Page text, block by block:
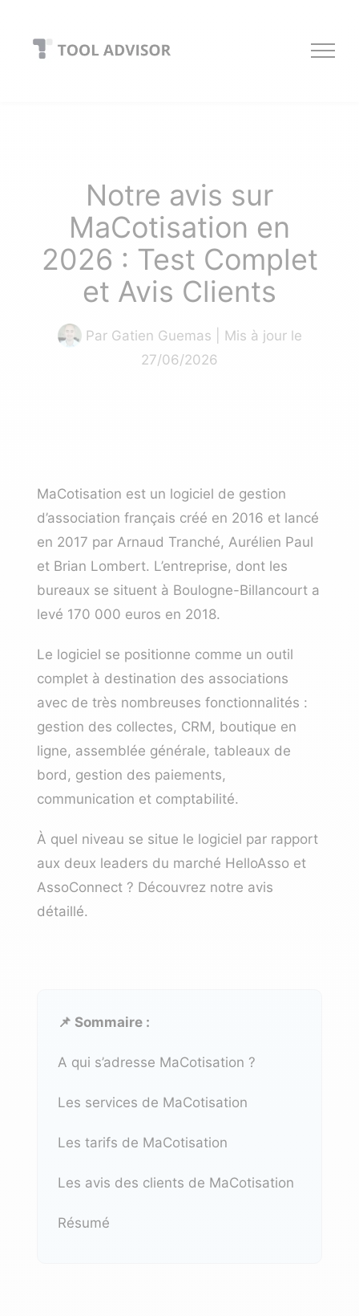
content
Notre avis sur
MaCotisation en
2026 : Test Complet
et Avis Clients
Par Gatien Guemas | Mis à jour le
27/06/2026
MaCotisation est un logiciel de gestion
d’association français créé en 2016 et lancé
en 2017 par Arnaud Tranché, Aurélien Paul
et Brian Lombert. L’entreprise, dont les
bureaux se situent à Boulogne-Billancourt a
levé 170 000 euros en 2018.
Le logiciel se positionne comme un outil
complet à destination des associations
avec de très nombreuses fonctionnalités :
gestion des collectes, CRM, boutique en
ligne, assemblée générale, tableaux de
bord, gestion des paiements,
communication et comptabilité.
À quel niveau se situe le logiciel par rapport
aux deux leaders du marché HelloAsso et
AssoConnect ? Découvrez notre avis
détaillé.
📌 Sommaire :
A qui s’adresse MaCotisation ?
Les services de MaCotisation
Les tarifs de MaCotisation
Les avis des clients de MaCotisation
Résumé